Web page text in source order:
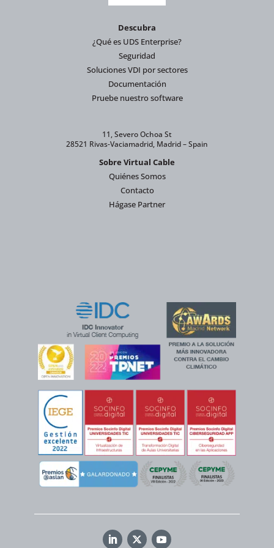
Descubra
¿Qué es UDS Enterprise?
Seguridad
Soluciones VDI por sectores
Documentación
Pruebe nuestro software
11, Severo Ochoa St
28521 Rivas-Vaciamadrid, Madrid – Spain
Sobre Virtual Cable
Quiénes Somos
Contacto
Hágase Partner